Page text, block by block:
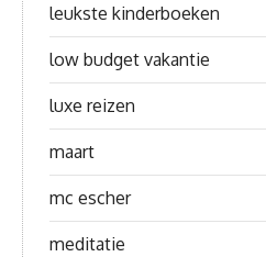
leukste kinderboeken
low budget vakantie
luxe reizen
maart
mc escher
meditatie